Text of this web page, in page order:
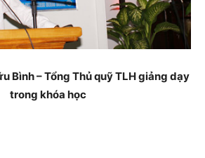
Bình – Tổng Thủ quỹ TLH giảng dạy
trong khóa học